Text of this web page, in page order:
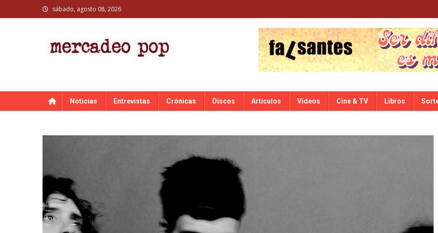
to
sábado, agosto 08, 2026
Noticias Entrevistas Crónicas Discos Artículos Vídeos Cine & TV Libros